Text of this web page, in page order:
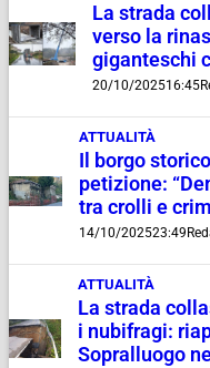
La strada
verso la
giganteschi
20/10/202516:45
ATTUALITÀ
Il borgo
petizione:
tra crolli e
14/10/202523:49
ATTUALITÀ
La strada
i nubifragi:
Sopralluogo